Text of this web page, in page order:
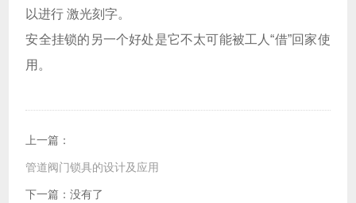
以进行 激光刻字。
安全挂锁的另一个好处是它不太可能被工人“借”回家使
用。
上一篇：
管道阀门锁具的设计及应用
下一篇：没有了